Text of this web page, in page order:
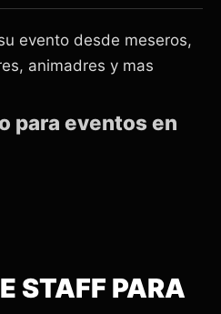
evento desde meseros,
animadres y mas
para eventos en
STAFF PARA